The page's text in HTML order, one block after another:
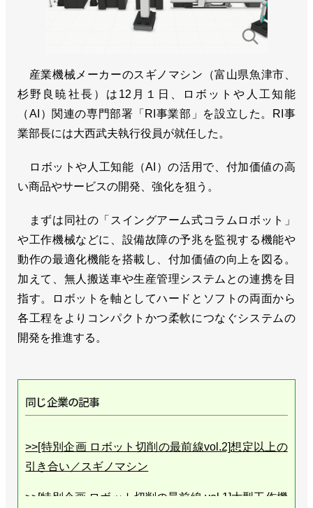
産業機械メーカーのスギノマシン（富山県魚津市、
杉野良暁社長）は12月１日、ロボットや人工知能
（AI）関連の専門部署「RI事業部」を設立した。RI事
業部長には大西武夫執行役員が就任した。
ロボットや人工知能（AI）の活用で、付加価値の高
い商品やサービスの開発、強化を狙う。
まずは同社の「スイングアーム式コラムロボット」
や工作機械などに、設備故障の予兆を監視する機能や
動作の最適化機能を搭載し、付加価値の向上を図る。
加えて、無人搬送車や生産管理システムとの連携を目
指す。ロボットを軸としてハードとソフトの両面から
各工程をよりコンパクトかつ柔軟につなぐシステムの
開発を推進する。
同じ企業の記事
>>[特別企画 ロボット切削の最前線vol.2]想定以上の
引き合い／スギノマシン
>>[特別企画 ロボット切削の最前線 vol.1]大型工作機